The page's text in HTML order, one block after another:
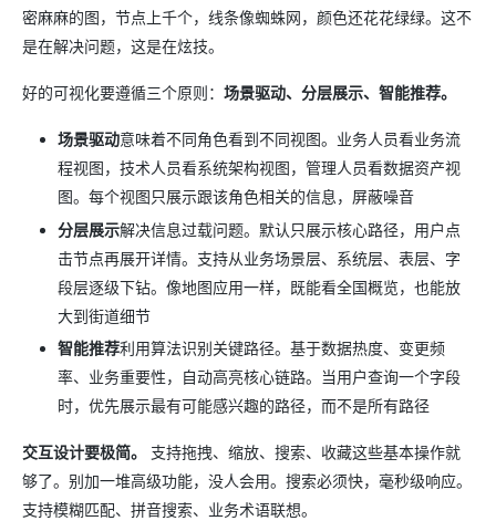
密麻麻的图，节点上千个，线条像蜘蛛网，颜色还花花绿绿。这不
是在解决问题，这是在炫技。
好的可视化要遵循三个原则： 场景驱动、分层展示、智能推荐。
场景驱动意味着不同角色看到不同视图。业务人员看业务流
程视图，技术人员看系统架构视图，管理人员看数据资产视
图。每个视图只展示跟该角色相关的信息，屏蔽噪音
分层展示解决信息过载问题。默认只展示核心路径，用户点
击节点再展开详情。支持从业务场景层、系统层、表层、字
段层逐级下钻。像地图应用一样，既能看全国概览，也能放
大到街道细节
智能推荐利用算法识别关键路径。基于数据热度、变更频
率、业务重要性，自动高亮核心链路。当用户查询一个字段
时，优先展示最有可能感兴趣的路径，而不是所有路径
交互设计要极简。
支持拖拽、缩放、搜索、收藏这些基本操作就
够了。别加一堆高级功能，没人会用。搜索必须快，毫秒级响应。
支持模糊匹配、拼音搜索、业务术语联想。